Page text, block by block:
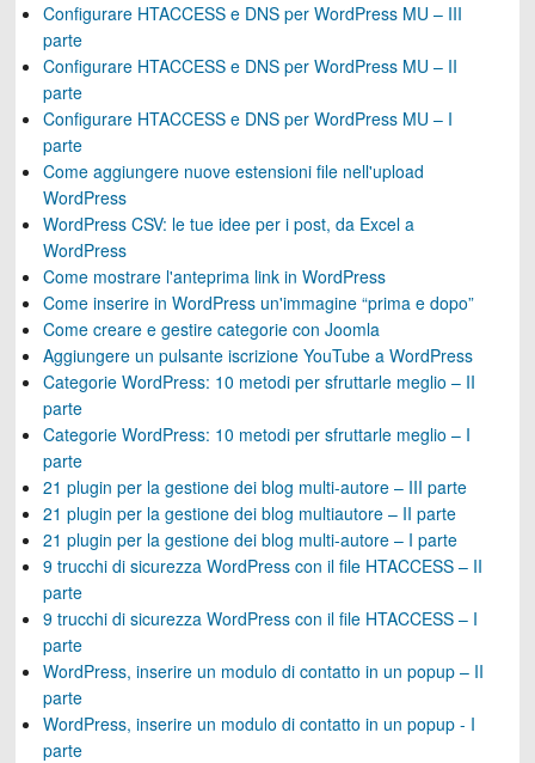
Configurare HTACCESS e DNS per WordPress MU – III
parte
Configurare HTACCESS e DNS per WordPress MU – II
parte
Configurare HTACCESS e DNS per WordPress MU – I
parte
Come aggiungere nuove estensioni file nell'upload
WordPress
WordPress CSV: le tue idee per i post, da Excel a
WordPress
Come mostrare l'anteprima link in WordPress
Come inserire in WordPress un'immagine “prima e dopo”
Come creare e gestire categorie con Joomla
Aggiungere un pulsante iscrizione YouTube a WordPress
Categorie WordPress: 10 metodi per sfruttarle meglio – II
parte
Categorie WordPress: 10 metodi per sfruttarle meglio – I
parte
21 plugin per la gestione dei blog multi-autore – III parte
21 plugin per la gestione dei blog multiautore – II parte
21 plugin per la gestione dei blog multi-autore – I parte
9 trucchi di sicurezza WordPress con il file HTACCESS – II
parte
9 trucchi di sicurezza WordPress con il file HTACCESS – I
parte
WordPress, inserire un modulo di contatto in un popup – II
parte
WordPress, inserire un modulo di contatto in un popup - I
parte